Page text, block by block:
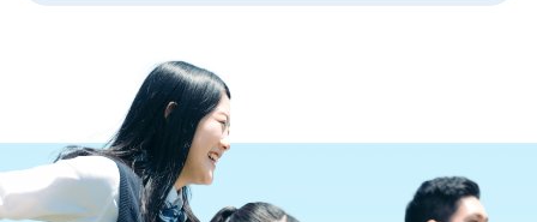
現役合格、過去最高更新！
国公立大学の現役合格者、過去最高809名。
東京大学、京都大学の現役合格者、過去最高66名。
国公立大学医学部医学科の現役合格者、25名。
国公立大学8校（東京大学、京都大学、大阪大学、神戸大学